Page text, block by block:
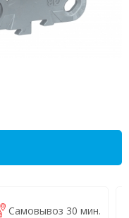
Самовывоз 30 мин.